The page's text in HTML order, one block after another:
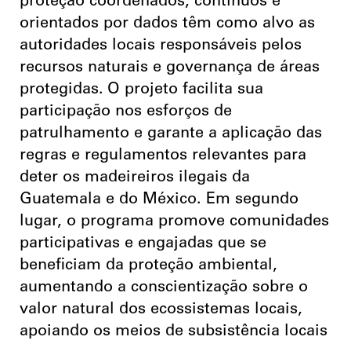
orientados por dados têm como alvo as
autoridades locais responsáveis pelos
recursos naturais e governança de áreas
protegidas. O projeto facilita sua
participação nos esforços de
patrulhamento e garante a aplicação das
regras e regulamentos relevantes para
deter os madeireiros ilegais da
Guatemala e do México. Em segundo
lugar, o programa promove comunidades
participativas e engajadas que se
beneficiam da proteção ambiental,
aumentando a conscientização sobre o
valor natural dos ecossistemas locais,
apoiando os meios de subsistência locais